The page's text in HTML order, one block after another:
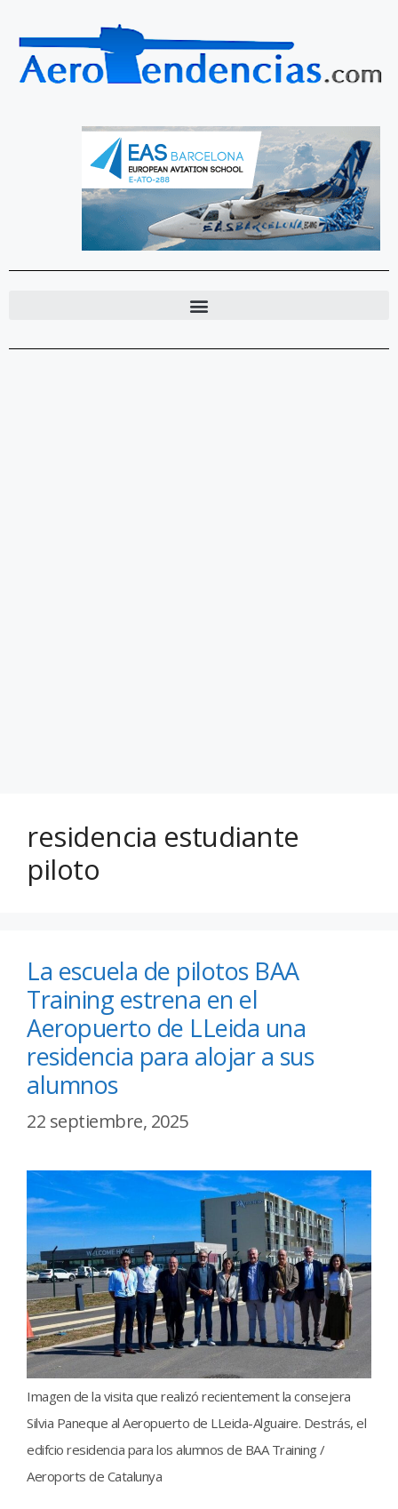
residencia estudiante
piloto
La escuela de pilotos BAA
Training estrena en el
Aeropuerto de LLeida una
residencia para alojar a sus
alumnos
22 septiembre, 2025
Imagen de la visita que realizó recientement la consejera
Silvia Paneque al Aeropuerto de LLeida-Alguaire. Destrás, el
edifcio residencia para los alumnos de BAA Training /
Aeroports de Catalunya